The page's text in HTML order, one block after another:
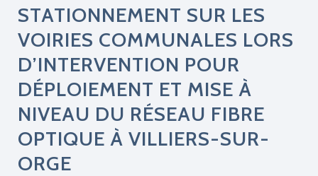
STATIONNEMENT SUR LES
VOIRIES COMMUNALES LORS
D’INTERVENTION POUR
DÉPLOIEMENT ET MISE À
NIVEAU DU RÉSEAU FIBRE
OPTIQUE À VILLIERS-SUR-
ORGE